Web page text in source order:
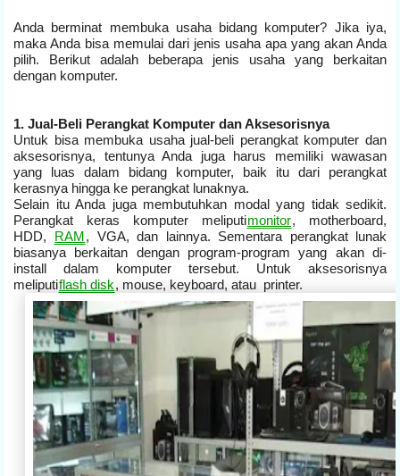
Anda berminat membuka usaha bidang komputer? Jika iya,
maka Anda bisa memulai dari jenis usaha apa yang akan Anda
pilih. Berikut adalah beberapa jenis usaha yang berkaitan
dengan komputer.
1. Jual-Beli Perangkat Komputer dan Aksesorisnya
Untuk bisa membuka usaha jual-beli perangkat komputer dan
aksesorisnya, tentunya Anda juga harus memiliki wawasan
yang luas dalam bidang komputer, baik itu dari perangkat
kerasnya hingga ke perangkat lunaknya.
Selain itu Anda juga membutuhkan modal yang tidak sedikit.
Perangkat keras komputer meliputimonitor, motherboard,
HDD, RAM, VGA, dan lainnya. Sementara perangkat lunak
biasanya berkaitan dengan program-program yang akan di-
install dalam komputer tersebut. Untuk aksesorisnya
meliputiflash disk, mouse, keyboard, atau printer.